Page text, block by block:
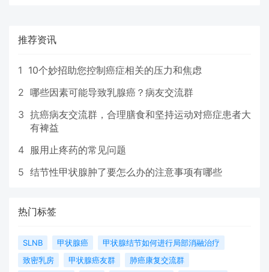
推荐资讯
1 10个妙招助您控制癌症相关的压力和焦虑
2 哪些因素可能导致乳腺癌？病友交流群
3 抗癌病友交流群，合理膳食和坚持运动对癌症患者大
有裨益
4 服用止疼药的常见问题
5 结节性甲状腺肿了要怎么办的注意事项有哪些
热门标签
SLNB 甲状腺癌
甲状腺结节如何进行局部消融治疗
致密乳房
甲状腺癌友群
肺癌康复交流群